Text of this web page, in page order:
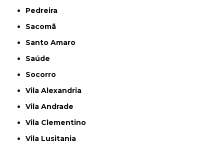
Pedreira
Sacomã
Santo Amaro
Saúde
Socorro
Vila Alexandria
Vila Andrade
Vila Clementino
Vila Lusitania